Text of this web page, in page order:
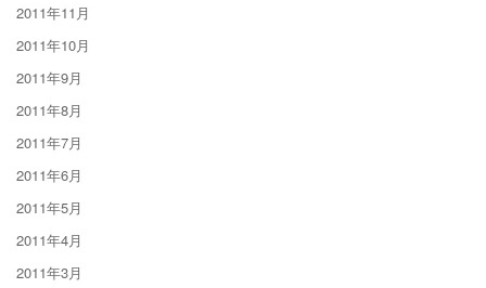
2011年11月
2011年10月
2011年9月
2011年8月
2011年7月
2011年6月
2011年5月
2011年4月
2011年3月